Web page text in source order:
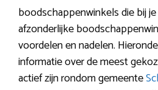
boodschappenwinkels die bij
afzonderlijke
voordelen en nadelen.
informatie over de meest
actief zijn rondom gemeente